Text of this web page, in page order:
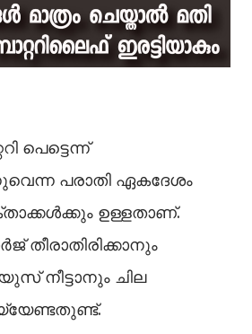
പെട്ടെന്ന്
പരാതി ഏകദേശം
ഉള്ളതാണ്.
തീരാതിരിക്കാനും
നീട്ടാനും ചില